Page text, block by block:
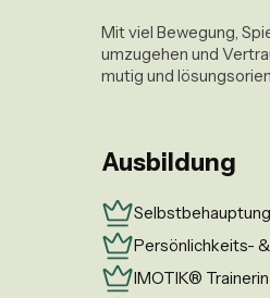
Mit viel Bewegung,
umzugehen und
Ausbildung
Persönlichkeits-
IMOTIK® Trainerin